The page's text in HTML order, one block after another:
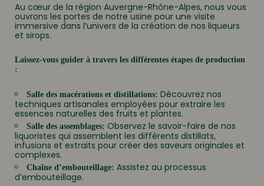
Au cœur de la région Auvergne-Rhône-Alpes, nous vous
ouvrons les portes de notre usine pour une visite
immersive dans l’univers de la création de nos liqueurs
et sirops.
Laissez-vous guider à travers les différentes étapes de production
:
Salle des macérations et distillations: Découvrez nos
techniques artisanales employées pour extraire les
essences naturelles des fruits et plantes.
Salle des assemblages: Observez le savoir-faire de nos
liquoristes qui assemblent les différents distillats,
infusions et extraits pour créer des saveurs originales et
complexes.
Chaîne d’embouteillage: Assistez au processus
d’embouteillage.